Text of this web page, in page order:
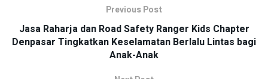
Previous Post
Jasa Raharja dan Road Safety Ranger Kids Chapter
Denpasar Tingkatkan Keselamatan Berlalu Lintas bagi
Anak-Anak